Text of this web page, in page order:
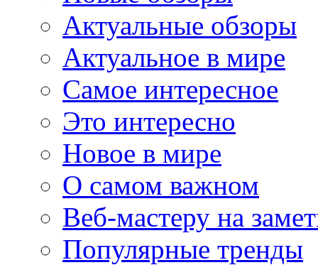
Актуальные обзоры
Актуальное в мире
Самое интересное
Это интересно
Новое в мире
О самом важном
Веб-мастеру на
Популярные тренды